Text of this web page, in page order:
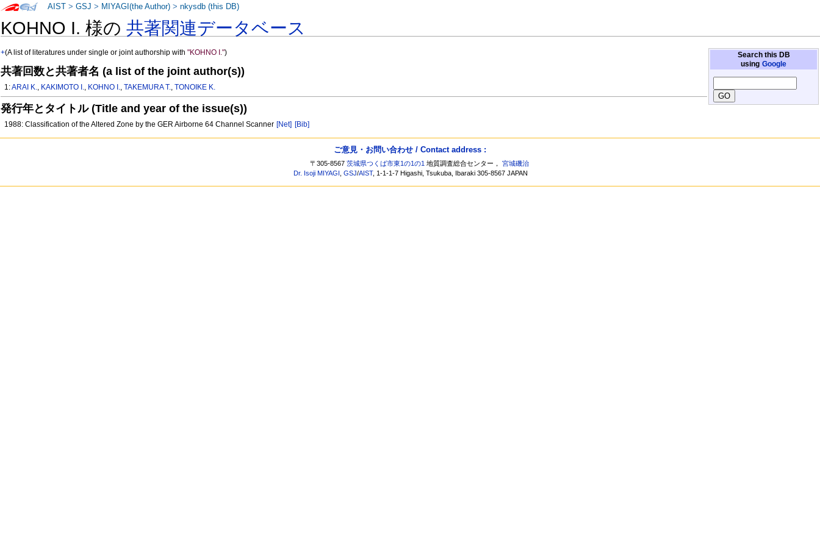
KOHNO I. 様の共著関連データベース
Search this DB
using Google
+(A list of literatures under single or joint authorship with"KOHNO I.")
共著回数と共著者名 (a list of the joint author(s))
1:ARAI K., KAKIMOTO I., KOHNO I.,TAKEMURA T.,TONOIKE K.
発行年とタイトル (Title and year of the issue(s))
1988: Classification of the Altered Zone by the GER Airborne 64 Channel Scanner [Net] [Bib]
AIST >GSJ > MIYAGI(the Author) >nkysdb (this DB)
ご意見・お問い合わせ / Contact address :
〒305-8567茨城県つくば市東1の1の1 地質調査総合センター，宮城磯治
Dr. Isoji MIYAGI ,GSJ/AIST, 1-1-1-7 Higashi, Tsukuba, Ibaraki 305-8567 JAPAN